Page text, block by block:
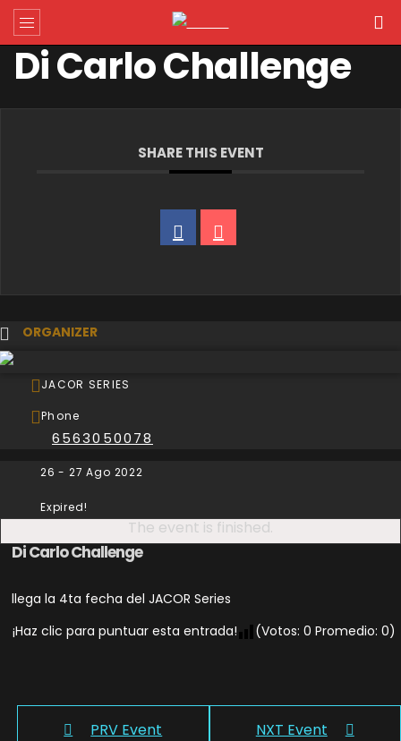
Di Carlo Challenge
SHARE THIS EVENT
ORGANIZER
JACOR SERIES
Phone
6563050078
26 - 27 Ago 2022
Expired!
The event is finished.
Di Carlo Challenge
llega la 4ta fecha del JACOR Series
¡Haz clic para puntuar esta entrada!
(Votos: 0 Promedio: 0)
PRV Event NXT Event